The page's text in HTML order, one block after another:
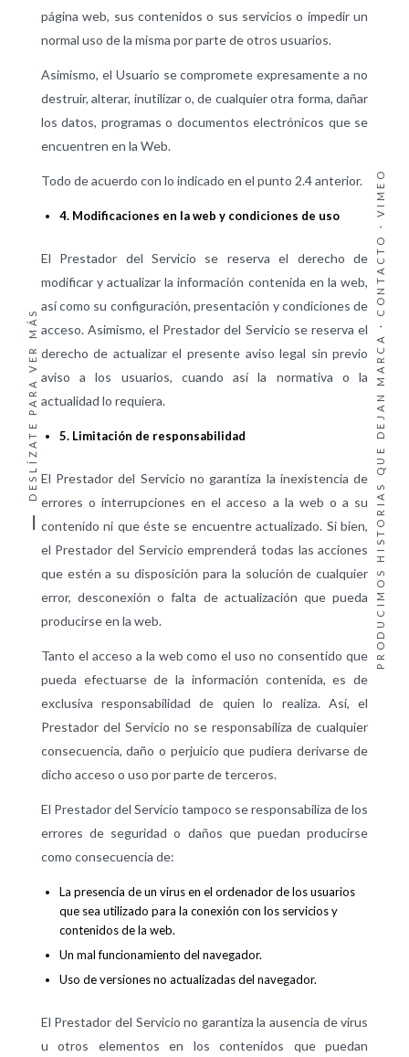
PRODUCIMOS HISTORIAS QUE DEJAN MARCA ·
CONTACTO
·
VIMEO
DESLÍZATE PARA VER MÁS
página web, sus contenidos o sus servicios o impedir un
normal uso de la misma por parte de otros usuarios.
Asimismo, el Usuario se compromete expresamente a no
destruir, alterar, inutilizar o, de cualquier otra forma, dañar
los datos, programas o documentos electrónicos que se
encuentren en la Web.
Todo de acuerdo con lo indicado en el punto 2.4 anterior.
4. Modificaciones en la web y condiciones de uso
El Prestador del Servicio se reserva el derecho de
modificar y actualizar la información contenida en la web,
así como su configuración, presentación y condiciones de
acceso. Asimismo, el Prestador del Servicio se reserva el
derecho de actualizar el presente aviso legal sin previo
aviso a los usuarios, cuando así la normativa o la
actualidad lo requiera.
5. Limitación de responsabilidad
El Prestador del Servicio no garantiza la inexistencia de
errores o interrupciones en el acceso a la web o a su
contenido ni que éste se encuentre actualizado. Si bien,
el Prestador del Servicio emprenderá todas las acciones
que estén a su disposición para la solución de cualquier
error, desconexión o falta de actualización que pueda
producirse en la web.
Tanto el acceso a la web como el uso no consentido que
pueda efectuarse de la información contenida, es de
exclusiva responsabilidad de quien lo realiza. Así, el
Prestador del Servicio no se responsabiliza de cualquier
consecuencia, daño o perjuicio que pudiera derivarse de
dicho acceso o uso por parte de terceros.
El Prestador del Servicio tampoco se responsabiliza de los
errores de seguridad o daños que puedan producirse
como consecuencia de:
La presencia de un virus en el ordenador de los usuarios
que sea utilizado para la conexión con los servicios y
contenidos de la web.
Un mal funcionamiento del navegador.
Uso de versiones no actualizadas del navegador.
El Prestador del Servicio no garantiza la ausencia de virus
u otros elementos en los contenidos que puedan